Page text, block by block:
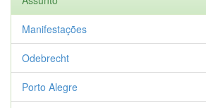
Manifestações
Odebrecht
Porto Alegre